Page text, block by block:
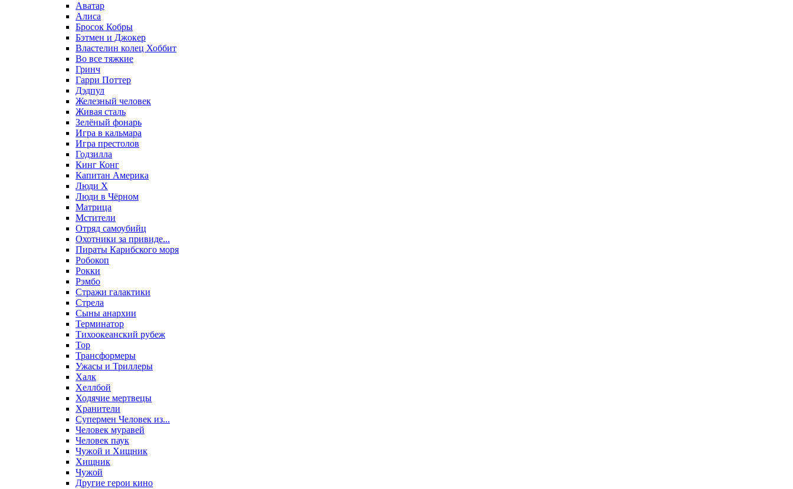
Аватар
Алиса
Бросок Кобры
Бэтмен и Джокер
Властелин колец Хоббит
Во все тяжкие
Гринч
Гарри Поттер
Дэдпул
Железный человек
Живая сталь
Зелёный фонарь
Игра в кальмара
Игра престолов
Годзилла
Кинг Конг
Капитан Америка
Люди X
Люди в Чёрном
Матрица
Мстители
Отряд самоубийц
Охотники за привиде...
Пираты Карибского моря
Робокоп
Рокки
Рэмбо
Стражи галактики
Стрела
Сыны анархии
Терминатор
Тихоокеанский рубеж
Тор
Трансформеры
Ужасы и Триллеры
Халк
Хеллбой
Ходячие мертвецы
Хранители
Супермен Человек из...
Человек муравей
Человек паук
Чужой и Хищник
Хищник
Чужой
Другие герои кино